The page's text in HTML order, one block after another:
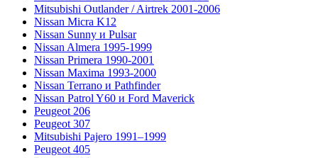
Mitsubishi Outlander / Airtrek 2001-2006
Nissan Micra K12
Nissan Sunny и Pulsar
Nissan Almera 1995-1999
Nissan Primera 1990-2001
Nissan Maxima 1993-2000
Nissan Terrano и Pathfinder
Nissan Patrol Y60 и Ford Maverick
Peugeot 206
Peugeot 307
Mitsubishi Pajero 1991–1999
Peugeot 405